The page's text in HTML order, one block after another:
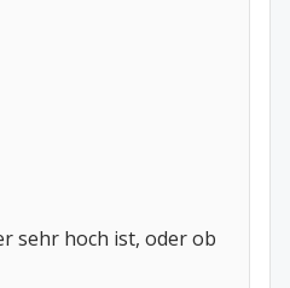
sehr hoch ist, oder ob